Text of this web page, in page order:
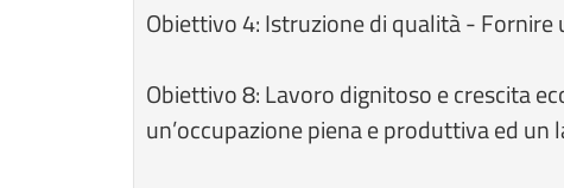
Obiettivo 4: Istruzione di qualità -
Obiettivo 8: Lavoro dignitoso e crescita
un’occupazione piena e produttiva ed